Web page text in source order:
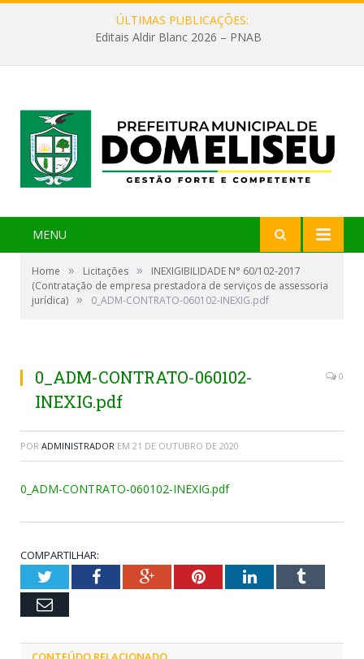
ÚLTIMAS PUBLICAÇÕES:
Editais Aldir Blanc 2026 – PNAB
MENU
Home » Licitações »
INEXIGIBILIDADE N° 60/102-2017
(Contratação de empresa prestadora de serviços de assessoria
jurídica) » 0_ADM-CONTRATO-060102-INEXIG.pdf
0_ADM-CONTRATO-060102-
INEXIG.pdf
0
POR ADMINISTRADOR EM 21 DE OUTUBRO DE 2020
0_ADM-CONTRATO-060102-INEXIG.pdf
COMPARTILHAR:
TwitterFacebookGoogle+PinterestLinkedInTumblr
Email